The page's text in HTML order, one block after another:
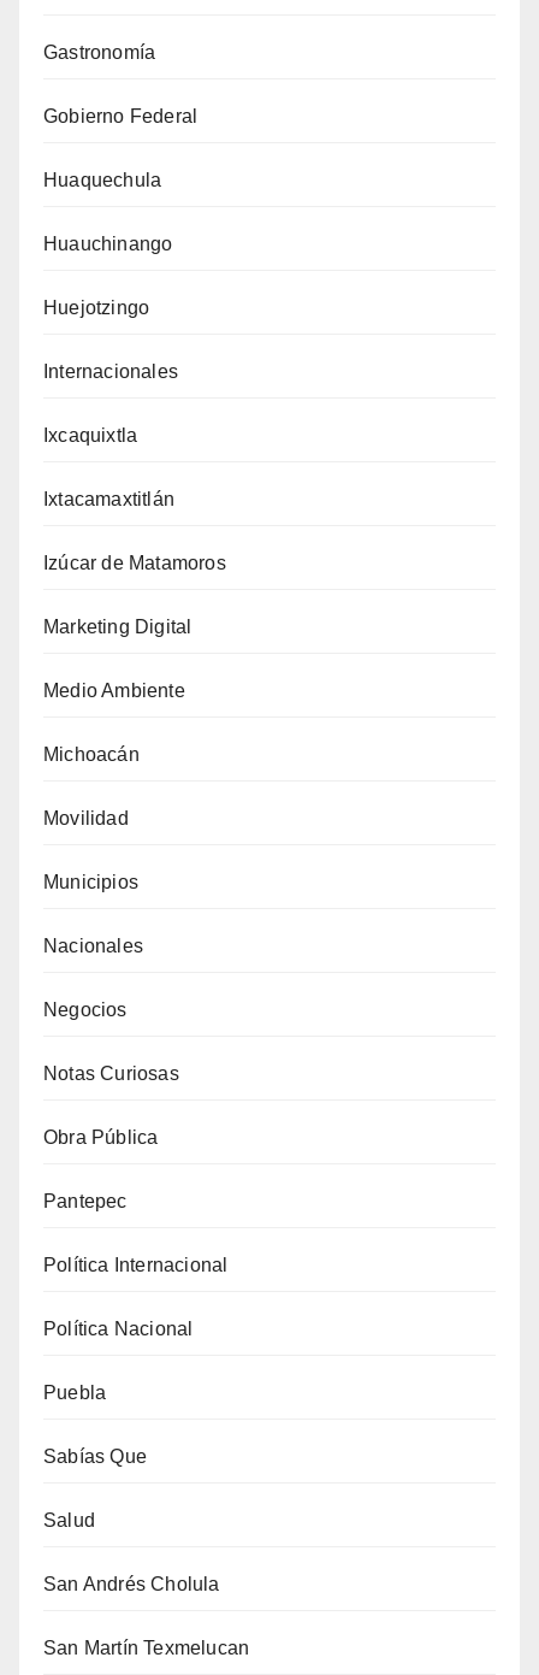
Gastronomía
Gobierno Federal
Huaquechula
Huauchinango
Huejotzingo
Internacionales
Ixcaquixtla
Ixtacamaxtitlán
Izúcar de Matamoros
Marketing Digital
Medio Ambiente
Michoacán
Movilidad
Municipios
Nacionales
Negocios
Notas Curiosas
Obra Pública
Pantepec
Política Internacional
Política Nacional
Puebla
Sabías Que
Salud
San Andrés Cholula
San Martín Texmelucan